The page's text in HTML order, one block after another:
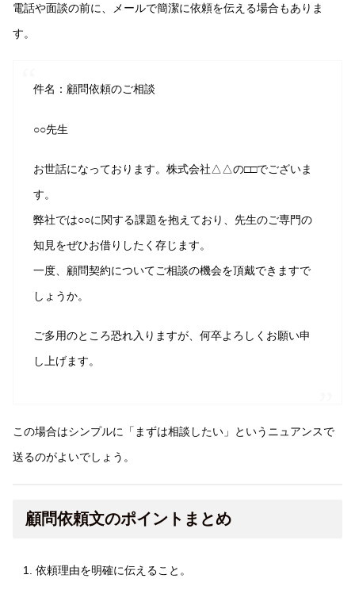
電話や面談の前に、メールで簡潔に依頼を伝える場合もありま
す。
件名：顧問依頼のご相談
○○先生
お世話になっております。株式会社△△の□□でございま
す。
弊社では○○に関する課題を抱えており、先生のご専門の
知見をぜひお借りしたく存じます。
一度、顧問契約についてご相談の機会を頂戴できますで
しょうか。
ご多用のところ恐れ入りますが、何卒よろしくお願い申
し上げます。
この場合はシンプルに「まずは相談したい」というニュアンスで
送るのがよいでしょう。
顧問依頼文のポイントまとめ
依頼理由を明確に伝えること。